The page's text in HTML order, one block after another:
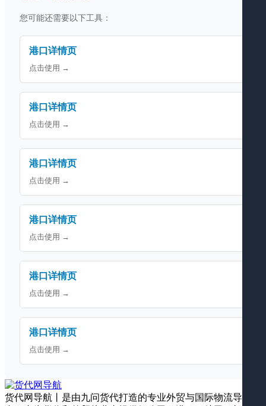
您可能还需要以下工具：
港口详情页
点击使用 →
港口详情页
点击使用 →
港口详情页
点击使用 →
港口详情页
点击使用 →
港口详情页
点击使用 →
港口详情页
点击使用 →
货代网导航丨是由九问货代打造的专业外贸与国际物流导航平